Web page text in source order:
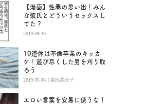
【漫画】性春の思い出！みん
な彼氏とどういうセックスし
てた？
2019.09.20
10連休は不倫卒業のキッカ
ケ！遊び尽くした男を刈り取
ろう
2019.05.06 | 菊池美佳子
エロい言葉を安易に使うな！